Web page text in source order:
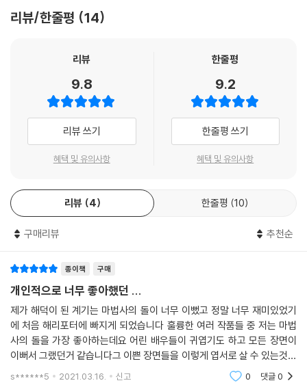
리뷰/한줄평 14
리뷰
9.8
리뷰 쓰기
혜택 및 유의사항
한줄평
9.2
한줄평 쓰기
혜택 및 유의사항
리뷰 4 한줄평 10
구매리뷰 추천순
종이책 구매
개인적으로 너무 좋아했던 ...
제가 해덕이 된 계기는 마법사의 돌이 너무 이뻤고 정말 너무 재미있었기
에 처음 해리포터에 빠지게 되었습니다 훌륭한 여러 작품들 중 저는 마법
사의 돌을 가장 좋아하는데요 어린 배우들이 귀엽기도 하고 모든 장면이
이뻐서 그랬던거 같습니다그 이쁜 장면들을 이렇게 엽서로 살 수 있는것이
너무 좋았습니다 제가 좋아하는 장면들 중 쉽게 구할 수 없는 것들도 몇개
s******5 2021.03.16. 신고 0 댓글0